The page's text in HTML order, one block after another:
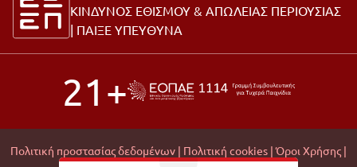
ΚΙΝΔΥΝΟΣ ΕΘΙΣΜΟΥ & ΑΠΩΛΕΙΑΣ ΠΕΡΙΟΥΣΙΑΣ
| ΠΑΙΞΕ ΥΠΕΥΘΥΝΑ
21+
Πολιτική προστασίας δεδομένων | Πολιτική cookies | Όροι Χρήσης |